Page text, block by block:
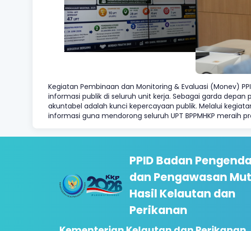
Kegiatan Pembinaan dan Monitoring & Evaluasi (Monev)
informasi publik di seluruh unit kerja. Sebagai garda
akuntabel adalah kunci kepercayaan publik. Melalui
informasi guna mendorong seluruh UPT BPPMHKP meraih
PPID Badan
dan Pengawasan
Hasil Kelautan dan
Perikanan